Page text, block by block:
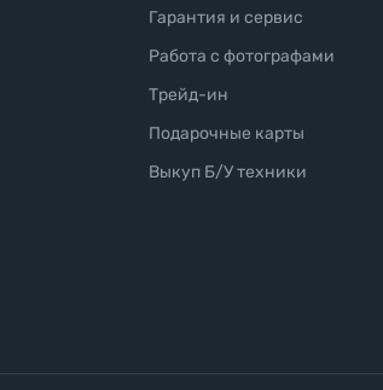
Гарантия и сервис
Работа с фотографами
Трейд-ин
Подарочные карты
Выкуп Б/У техники